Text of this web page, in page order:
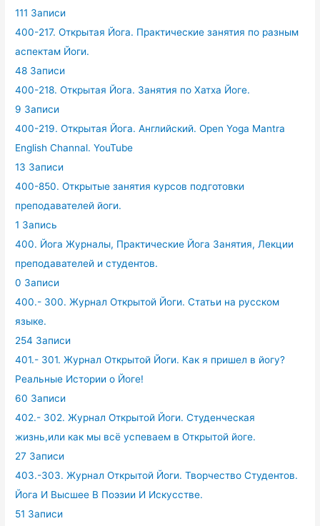
111 Записи
400-217. Открытая Йога. Практические занятия по разным
аспектам Йоги.
48 Записи
400-218. Открытая Йога. Занятия по Хатха Йоге.
9 Записи
400-219. Открытая Йога. Английский. Open Yoga Mantra
English Channal. YouTube
13 Записи
400-850. Открытые занятия курсов подготовки
преподавателей йоги.
1 Запись
400. Йога Журналы, Практические Йога Занятия, Лекции
преподавателей и студентов.
0 Записи
400.- 300. Журнал Открытой Йоги. Статьи на русском
языке.
254 Записи
401.- 301. Журнал Открытой Йоги. Как я пришел в йогу?
Реальные Истории о Йоге!
60 Записи
402.- 302. Журнал Открытой Йоги. Студенческая
жизнь,или как мы всё успеваем в Открытой йоге.
27 Записи
403.-303. Журнал Открытой Йоги. Творчество Студентов.
Йога И Высшее В Поэзии И Искусстве.
51 Записи